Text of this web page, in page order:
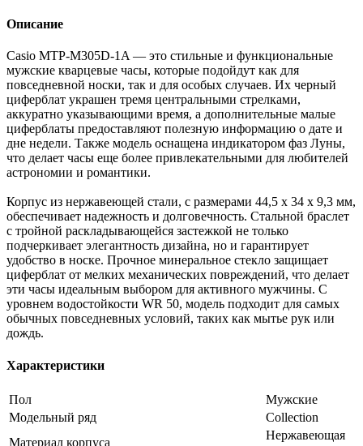
Описание
Casio MTP-M305D-1A — это стильные и функциональные
мужские кварцевые часы, которые подойдут как для
повседневной носки, так и для особых случаев. Их черный
циферблат украшен тремя центральными стрелками,
аккуратно указывающими время, а дополнительные малые
циферблаты предоставляют полезную информацию о дате и
дне недели. Также модель оснащена индикатором фаз Луны,
что делает часы еще более привлекательными для любителей
астрономии и романтики.
Корпус из нержавеющей стали, с размерами 44,5 х 34 х 9,3 мм,
обеспечивает надежность и долговечность. Стальной браслет
с тройной раскладывающейся застежкой не только
подчеркивает элегантность дизайна, но и гарантирует
удобство в носке. Прочное минеральное стекло защищает
циферблат от мелких механических повреждений, что делает
эти часы идеальным выбором для активного мужчины. С
уровнем водостойкости WR 50, модель подходит для самых
обычных повседневных условий, таких как мытье рук или
дождь.
Характеристики
Пол
Мужские
Модельный ряд
Collection
Материал корпуса
Нержавеющая